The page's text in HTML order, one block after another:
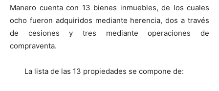
Manero cuenta con 13 bienes inmuebles, de los cuales
ocho fueron adquiridos mediante herencia, dos a través
de cesiones y tres mediante operaciones de
compraventa.
La lista de las 13 propiedades se compone de: